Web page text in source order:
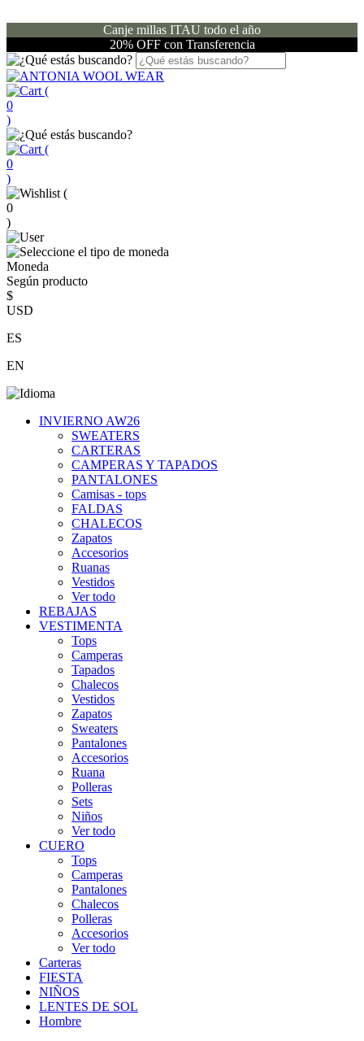
Canje millas ITAU todo el año
20% OFF con Transferencia
(
0
)
(
0
)
(
0
)
Moneda
Según producto
$
USD
ES
EN
INVIERNO AW26
SWEATERS
CARTERAS
CAMPERAS Y TAPADOS
PANTALONES
Camisas - tops
FALDAS
CHALECOS
Zapatos
Accesorios
Ruanas
Vestidos
Ver todo
REBAJAS
VESTIMENTA
Tops
Camperas
Tapados
Chalecos
Vestidos
Zapatos
Sweaters
Pantalones
Accesorios
Ruana
Polleras
Sets
Niños
Ver todo
CUERO
Tops
Camperas
Pantalones
Chalecos
Polleras
Accesorios
Ver todo
Carteras
FIESTA
NIÑOS
LENTES DE SOL
Hombre